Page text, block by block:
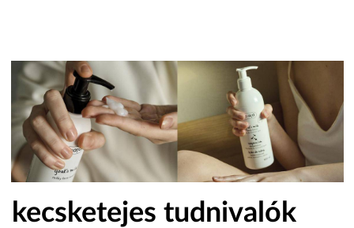
E-SHOP
KAPCSOLAT
kecsketejes tudnivalók